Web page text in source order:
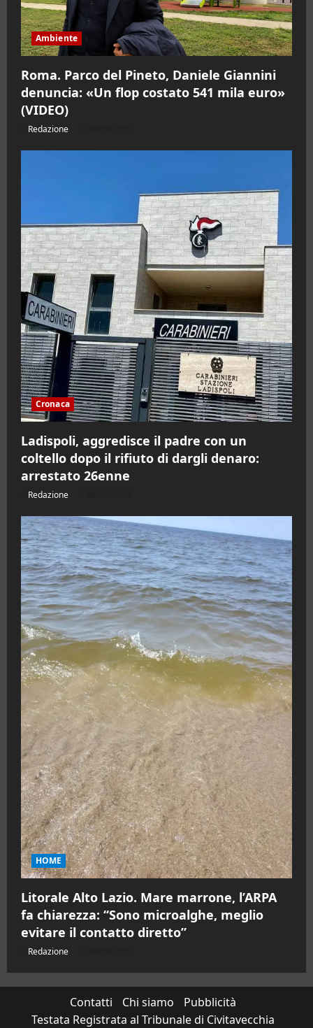
Ambiente
Roma. Parco del Pineto, Daniele Giannini
denuncia: «Un flop costato 541 mila euro»
(VIDEO)
Redazione
Cronaca
Ladispoli, aggredisce il padre con un
coltello dopo il rifiuto di dargli denaro:
arrestato 26enne
Redazione
HOME
Litorale Alto Lazio. Mare marrone, l’ARPA
fa chiarezza: “Sono microalghe, meglio
evitare il contatto diretto”
Redazione
Contatti Chi siamo
Pubblicità
Testata Registrata al Tribunale di Civitavecchia